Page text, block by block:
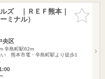
お気に入
りに追加
ズ ｜ＲＥＦ熊本｜
ミナル）
央区
辛島町駅62m
い 熊本市電・辛島町駅より徒歩1